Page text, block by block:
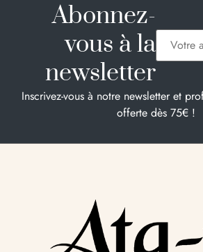
Abonnez-
vous à la
newsletter
Inscrivez-vous à notre newsletter et
offerte dès 75€ !